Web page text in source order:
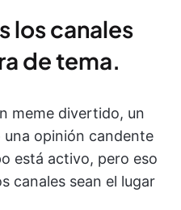
los canales
de tema.
meme divertido, un
opinión candente
está activo, pero eso
canales sean el lugar